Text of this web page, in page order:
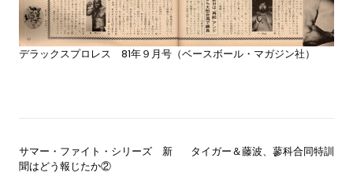
デラックスプロレス 81年９月号（ベースボール・マガジン社）
投
稿
サマー・ファイト・シリーズ 新
聞はどう報じたか②
タイガー＆藤波、蓼科合同特訓